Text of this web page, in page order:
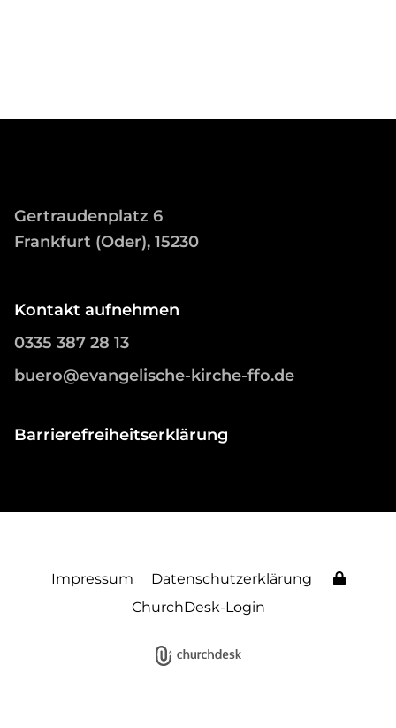
Gertraudenplatz 6
Frankfurt (Oder), 15230
Kontakt aufnehmen
0335 387 28 13
buero@evangelische-kirche-ffo.de
Barrierefreiheitserklärung
Impressum
Datenschutzerklärung
ChurchDesk-Login